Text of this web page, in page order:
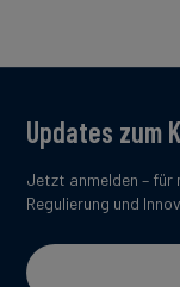
Updates zum
Jetzt anmelden –
Regulierung und